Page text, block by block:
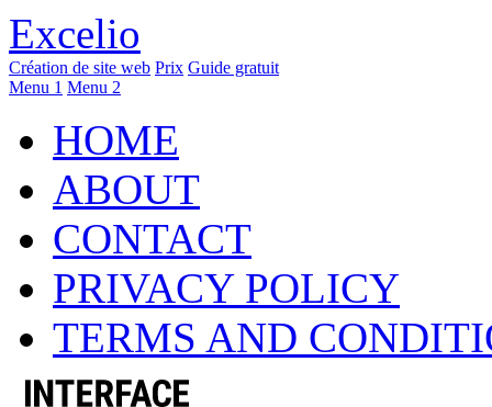
Excelio
Création de site web Prix Guide gratuit
Menu 1 Menu 2
HOME
ABOUT
CONTACT
PRIVACY POLICY
TERMS AND